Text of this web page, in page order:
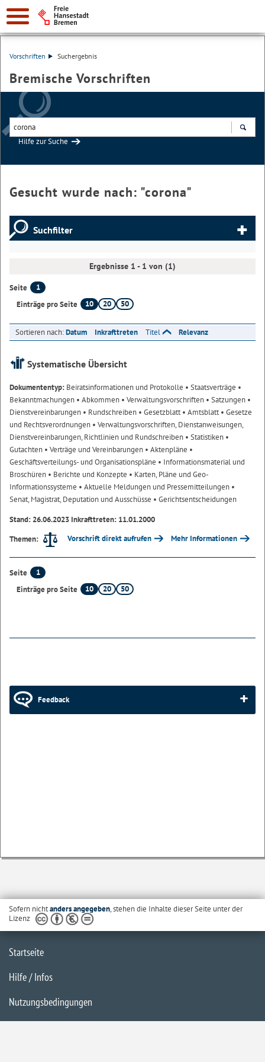
Vorschriften Suchergebnis
Bremische Vorschriften
Hilfe zur Suche
Gesucht wurde nach: "corona"
Suchfilter
Ergebnisse 1 - 1 von (1)
Seite
1
Einträge pro Seite
10 20 50
Sortieren nach:Datum Inkrafttreten Titel Relevanz
Systematische Übersicht
Dokumententyp: Beiratsinformationen und Protokolle • Staatsverträge •
Bekanntmachungen • Abkommen • Verwaltungsvorschriften • Satzungen •
Dienstvereinbarungen • Rundschreiben • Gesetzblatt• Amtsblatt• Gesetze
und Rechtsverordnungen • Verwaltungsvorschriften, Dienstanweisungen,
Dienstvereinbarungen, Richtlinien und Rundschreiben • Statistiken •
Gutachten • Verträge und Vereinbarungen • Aktenpläne •
Geschäftsverteilungs- und Organisationspläne • Informationsmaterial und
Broschüren • Berichte und Konzepte • Karten, Pläne und Geo-
Informationssysteme • Aktuelle Meldungen und Pressemitteilungen •
Senat, Magistrat, Deputation und Ausschüsse • Gerichtsentscheidungen
Stand: 26.06.2023 Inkrafttreten: 11.01.2000
Themen:
Vorschrift direkt aufrufen Mehr Informationen
Seite
1
Einträge pro Seite
10 20 50
Feedback
Sofern nichtanders angegeben, stehen die Inhalte dieser Seite unter der
Lizenz
Startseite
Hilfe / Infos
Nutzungsbedingungen